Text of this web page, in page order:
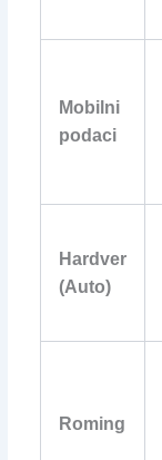
Mobilni
podaci
Hardver
(Auto)
Roming